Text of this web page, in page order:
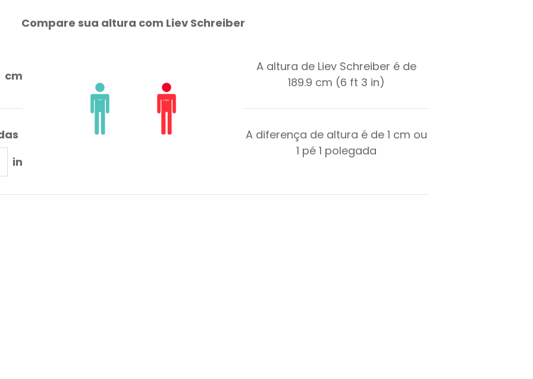
Compare sua altura com Liev Schreiber
cm
in
A altura de Liev Schreiber é de
189.9 cm (6 ft 3 in)
A diferença de altura é de 1 cm ou
1 pé 1 polegada